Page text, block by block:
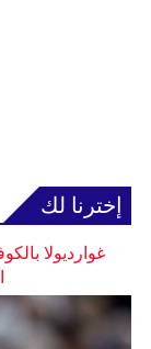
إخترنا لك
غوارديولا